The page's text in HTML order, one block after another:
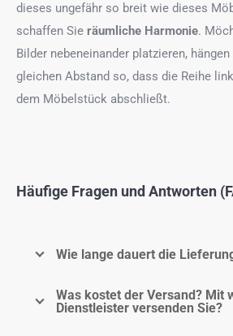
dieses ungefähr so breit wie dieses
schaffen Sie räumliche Harmonie.
Bilder nebeneinander platzieren,
gleichen Abstand so, dass die Reihe
dem Möbelstück abschließt.
Häufige Fragen und Antworten
Wie lange dauert die
Was kostet der Versand? Mit
Dienstleister versenden Sie?